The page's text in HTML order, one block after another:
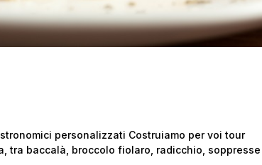
personalizzati Costruiamo per voi tour
tra baccalà, broccolo fiolaro, radicchio,